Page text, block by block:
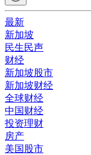
最新
新加坡
民生民声
财经
新加坡股市
新加坡财经
全球财经
中国财经
投资理财
房产
美国股市